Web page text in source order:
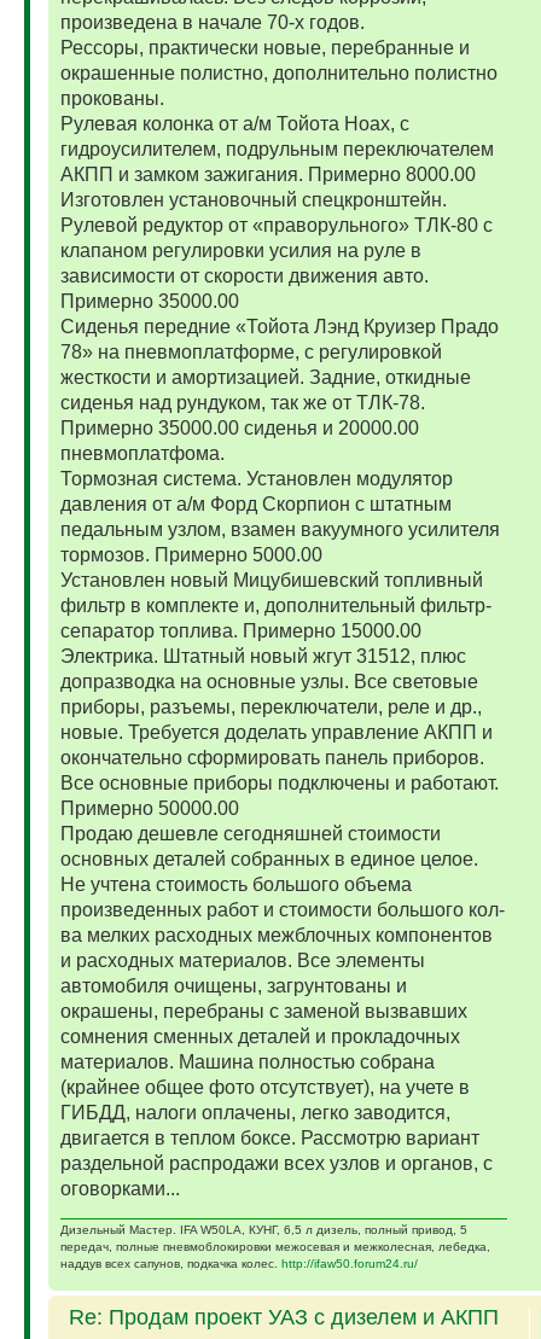
произведена в начале 70-х годов.
Рессоры, практически новые, перебранные и
окрашенные полистно, дополнительно полистно
прокованы.
Рулевая колонка от а/м Тойота Ноах, с
гидроусилителем, подрульным переключателем
АКПП и замком зажигания. Примерно 8000.00
Изготовлен установочный спецкронштейн.
Рулевой редуктор от «праворульного» ТЛК-80 с
клапаном регулировки усилия на руле в
зависимости от скорости движения авто.
Примерно 35000.00
Сиденья передние «Тойота Лэнд Круизер Прадо
78» на пневмоплатформе, с регулировкой
жесткости и амортизацией. Задние, откидные
сиденья над рундуком, так же от ТЛК-78.
Примерно 35000.00 сиденья и 20000.00
пневмоплатфома.
Тормозная система. Установлен модулятор
давления от а/м Форд Скорпион с штатным
педальным узлом, взамен вакуумного усилителя
тормозов. Примерно 5000.00
Установлен новый Мицубишевский топливный
фильтр в комплекте и, дополнительный фильтр-
сепаратор топлива. Примерно 15000.00
Электрика. Штатный новый жгут 31512, плюс
допразводка на основные узлы. Все световые
приборы, разъемы, переключатели, реле и др.,
новые. Требуется доделать управление АКПП и
окончательно сформировать панель приборов.
Все основные приборы подключены и работают.
Примерно 50000.00
Продаю дешевле сегодняшней стоимости
основных деталей собранных в единое целое.
Не учтена стоимость большого объема
произведенных работ и стоимости большого кол-
ва мелких расходных межблочных компонентов
и расходных материалов. Все элементы
автомобиля очищены, загрунтованы и
окрашены, перебраны с заменой вызвавших
сомнения сменных деталей и прокладочных
материалов. Машина полностью собрана
(крайнее общее фото отсутствует), на учете в
ГИБДД, налоги оплачены, легко заводится,
двигается в теплом боксе. Рассмотрю вариант
раздельной распродажи всех узлов и органов, с
оговорками...
Дизельный Мастер. IFA W50LA, КУНГ, 6,5 л дизель, полный привод, 5
передач, полные пневмоблокировки межосевая и межколесная, лебедка,
наддув всех сапунов, подкачка колес. http://ifaw50.forum24.ru/
Re: Продам проект УАЗ с дизелем и АКПП